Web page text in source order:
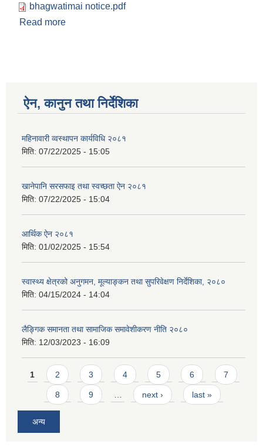
bhagwatimai notice.pdf
Read more
ऐन, कानुन तथा निर्देशिका
महिनावारी व्वस्थापन कार्यविधि २०८१
मिति: 07/22/2025 - 15:05
खानेपानि सरसफाइ तथा स्वच्छता ऐन २०८१
मिति: 07/22/2025 - 15:04
आर्थिक ऐन २०८१
मिति: 01/02/2025 - 15:54
स्वास्थ्य क्षेत्रको अनुगमन, मूल्याङ्कन तथा सुपरिवेक्षण निर्देशिका, २०८०
मिति: 04/15/2024 - 14:04
लैङ्गिक समानता तथा सामाजिक समावेशीकरण नीति २०८०
मिति: 12/03/2023 - 16:09
Pages
1 2 3 4 5 6 7
8 9 next › last »
अन्य